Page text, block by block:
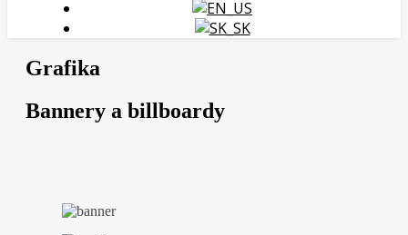
Grafika
Bannery a billboardy